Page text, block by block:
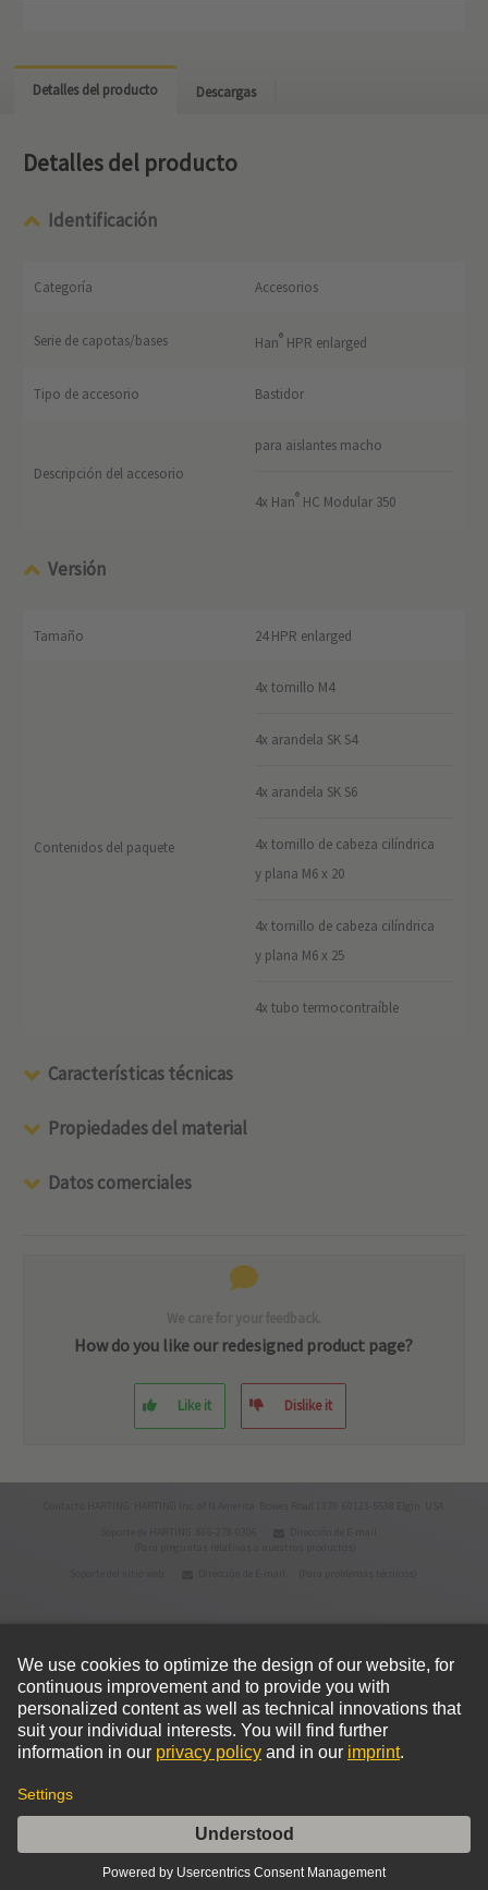
Añadir a la lista de
Detalles del producto Descargas
Detalles del producto
Identificación
Categoría Accesorios
Serie de capotas/bases Han®HPR enlarged
Tipo de accesorio Bastidor
Descripción del accesorio
para aislantes macho
4x Han® HC Modular 350
Versión
Tamaño 24 HPR enlarged
Contenidos del paquete
4x tornillo M4
4x arandela SK S4
4x arandela SK S6
4x tornillo de cabeza cilíndrica
y plana M6 x 20
4x tornillo de cabeza cilíndrica
y plana M6 x 25
4x tubo termocontraíble
Características técnicas
Propiedades del material
Datos comerciales
How do you like our redesigned product page?
Like it Dislike it
© HARTING Technology Group
Inicio
Política de privacidad Condiciones de uso Condiciones de venta Política de cookies
Aviso legal